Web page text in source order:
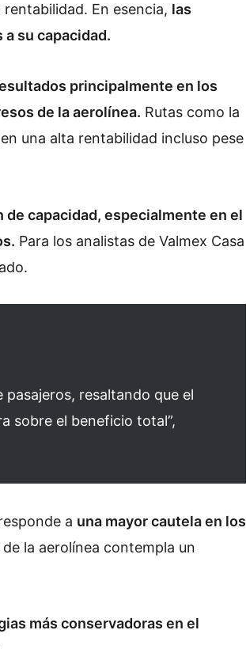
En esencia, las
su capacidad.
principalmente en los
de la aerolínea. Rutas como la
una alta rentabilidad incluso pese
capacidad, especialmente en el
Para los analistas de Valmex Casa
resaltando que el
sobre el beneficio total”,
a una mayor cautela en los
la aerolínea contempla un
más conservadoras en el